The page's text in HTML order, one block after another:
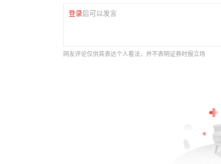
登录后可以发言
网友评论仅供其表达个人看法，并不表明证券时报立场